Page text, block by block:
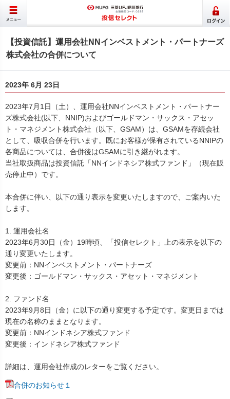
【投資信託】運用会社NNインベストメント・パートナーズ
株式会社の合併について
2023年 6月 23日
2023年7月1日（土）、運用会社NNインベストメント・パートナー
ズ株式会社(以下、NNIP)およびゴールドマン・サックス・アセッ
ト・マネジメント株式会社（以下、GSAM）は、GSAMを存続会社
として、吸収合併を行います。既にお客様が保有されているNNIPの
各商品については、合併後はGSAMに引き継がれます。
当社取扱商品は投資信託「NNインドネシア株式ファンド」（現在販
売停止中）です。
本合併に伴い、以下の通り表示を変更いたしますので、ご案内いた
します。
1. 運用会社名
2023年6月30日（金）19時頃、「投信セレクト」上の表示を以下の
通り変更いたします。
変更前：NNインベストメント・パートナーズ
変更後：ゴールドマン・サックス・アセット・マネジメント
2. ファンド名
2023年9月8日（金）に以下の通り変更する予定です。変更日までは
現在の名称のままとなります。
変更前：NNインドネシア株式ファンド
変更後：インドネシア株式ファンド
詳細は、運用会社作成のレターをご覧ください。
合併のお知らせ１